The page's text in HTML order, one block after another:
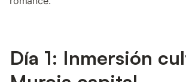
Día 1: Inmersión